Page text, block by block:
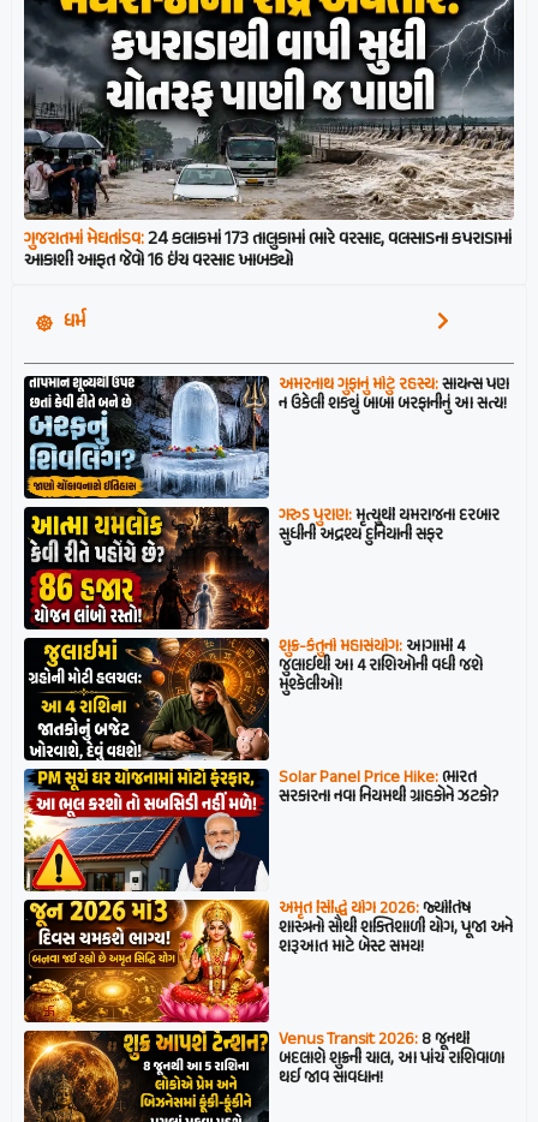
ગુજરાતમાં મેઘતાંડવ:24 કલાકમાં 173 તાલુકામાં ભારે વરસાદ, વલસાડના કપરાડામાં
આકાશી આફત જેવો 16 ઇંચ વરસાદ ખાબક્યો
ધર્મ
અમરનાથ ગુફાનું મોટું રહસ્ય:સાયન્સ પણ
ન ઉકેલી શક્યું બાબા બરફાનીનું આ સત્ય!
ગરુડ પુરાણ:મૃત્યુથી યમરાજના દરબાર
સુધીની અદ્રશ્ય દુનિયાની સફર
શુક્ર-કેતુનો મહાસંયોગ:આગામી 4
જુલાઈથી આ 4 રાશિઓની વધી જશે
મુશ્કેલીઓ!
Solar Panel Price Hike:ભારત
સરકારના નવા નિયમથી ગ્રાહકોને ઝટકો?
અમૃત સિદ્ધિ યોગ 2026:જ્યોતિષ
શાસ્ત્રનો સૌથી શક્તિશાળી યોગ, પૂજા અને
શરૂઆત માટે બેસ્ટ સમય!
Venus Transit 2026:8 જૂનથી
બદલાશે શુક્રની ચાલ, આ પાંચ રાશિવાળા
થઈ જાવ સાવધાન!